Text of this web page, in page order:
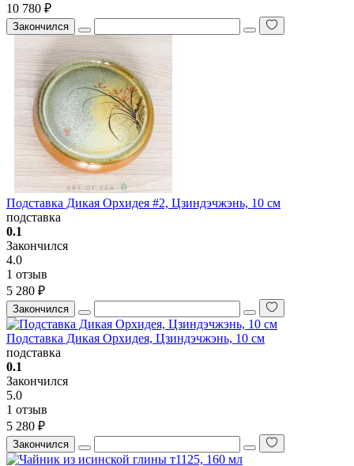
10 780 ₽
Закончился
Подставка Дикая Орхидея #2, Цзиндэчжэнь, 10 см
подставка
0.1
Закончился
4.0
1 отзыв
5 280 ₽
Закончился
Подставка Дикая Орхидея, Цзиндэчжэнь, 10 см
подставка
0.1
Закончился
5.0
1 отзыв
5 280 ₽
Закончился